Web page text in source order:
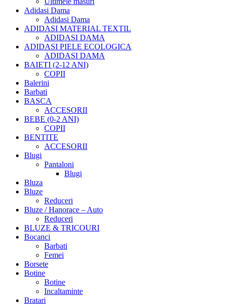
Adidasi Dama
Adidasi Dama
ADIDASI MATERIAL TEXTIL
ADIDASI DAMA
ADIDASI PIELE ECOLOGICA
ADIDASI DAMA
BAIETI (2-12 ANI)
COPII
Balerini
Barbati
BASCA
ACCESORII
BEBE (0-2 ANI)
COPII
BENTITE
ACCESORII
Blugi
Pantaloni
Blugi
Bluza
Bluze
Reduceri
Bluze / Hanorace – Auto
Reduceri
BLUZE & TRICOURI
Bocanci
Barbati
Femei
Borsete
Botine
Botine
Incaltaminte
Bratari